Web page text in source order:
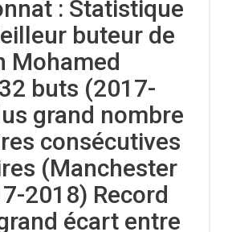
: Statistique
buteur de
Mohamed
buts (2017-
grand nombre
consécutives
(Manchester
2018) Record
écart entre